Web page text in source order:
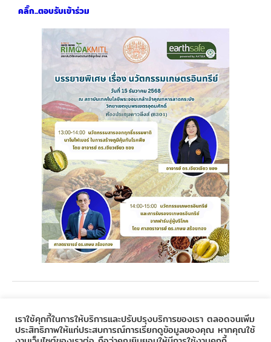
คลิ๊ก...ตอบรับเข้าร่วม
เราใช้คุกกี้ในการให้บริการและปรับปรุงบริการของเรา ตลอดจนเพิ่ม
ประสิทธิภาพให้แก่ประสบการณ์การเรียกดูข้อมูลของคุณ หากคุณใช้